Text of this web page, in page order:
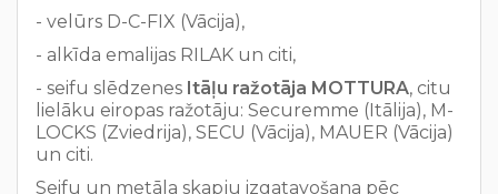
- velūrs D-C-FIX (Vācija),
- alkīda emalijas RILAK un citi,
- seifu slēdzenes Itāļu ražotāja MOTTURA, citu
lielāku eiropas ražotāju: Securemme (Itālija), M-
LOCKS (Zviedrija), SECU (Vācija), MAUER (Vācija)
un citi.
Seifu un metāla skapju izgatavošana pēc